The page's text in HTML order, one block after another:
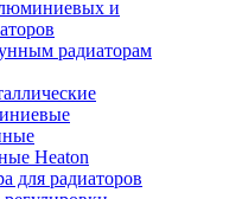
и
радиаторам
Heaton
для радиаторов